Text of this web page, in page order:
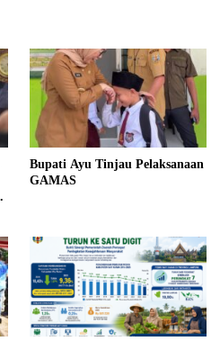
Bupati Ayu Tinjau Pelaksanaan
GAMAS